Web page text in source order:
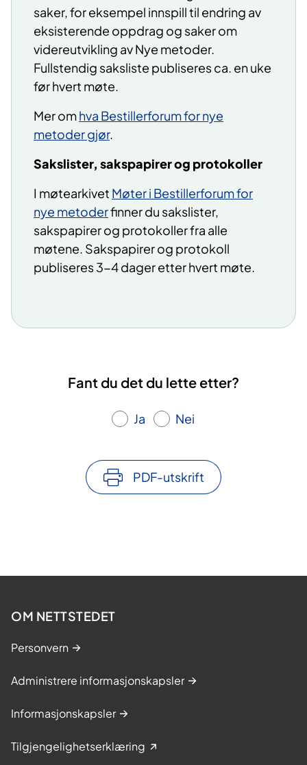
saker, for eksempel innspill til endring av
eksisterende oppdrag og saker om
videreutvikling av Nye metoder.
Fullstendig saksliste publiseres ca. en uke
før hvert møte.
Mer omhva Bestillerforum for nye
metoder gjør.
Sakslister, sakspapirer og protokoller
I møtearkivet Møter i Bestillerforum for
nye metoderfinner du sakslister,
sakspapirer og protokoller fra alle
møtene. Sakspapirer og protokoll
publiseres 3-4 dager etter hvert møte.
Fant du det du lette etter?
Ja Nei
PDF-utskrift
OM NETTSTEDET
Personvern
Administrere informasjonskapsler
Informasjonskapsler
Tilgjengelighetserklæring